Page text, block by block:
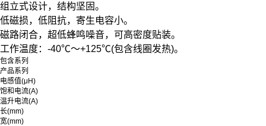
组立式设计，结构坚固。
低磁损，低阻抗，寄生电容小。
磁路闭合，超低蜂鸣噪音，可高密度贴装。
工作温度：-40℃～+125℃(包含线圈发热)。
包含系列
产品系列
电感值(μH)
饱和电流(A)
温升电流(A)
长(mm)
宽(mm)